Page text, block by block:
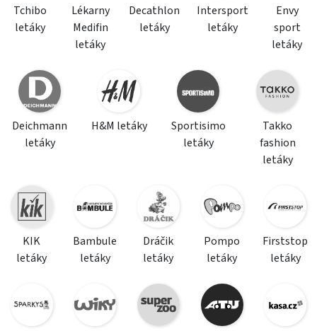
Tchibo
letáky
Lékarny
Medifin
letáky
Decathlon
letáky
Intersport
letáky
Envy
sport
letáky
Deichmann
letáky
H&M letáky
Sportisimo
letáky
Takko
fashion
letáky
KIK
letáky
Bambule
letáky
Dráčik
letáky
Pompo
letáky
Firststop
letáky